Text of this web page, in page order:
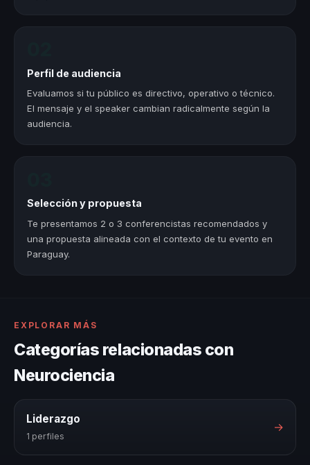
Perfil de audiencia
Evaluamos si tu público es directivo, operativo o técnico.
El mensaje y el speaker cambian radicalmente según la
audiencia.
Selección y propuesta
Te presentamos 2 o 3 conferencistas recomendados y
una propuesta alineada con el contexto de tu evento en
Paraguay.
EXPLORAR MÁS
Categorías relacionadas con
Neurociencia
Liderazgo
1 perfiles
→